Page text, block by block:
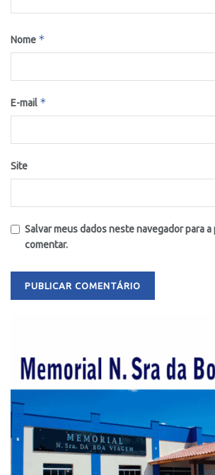
Nome *
E-mail *
Site
Salvar meus dados neste navegador para
comentar.